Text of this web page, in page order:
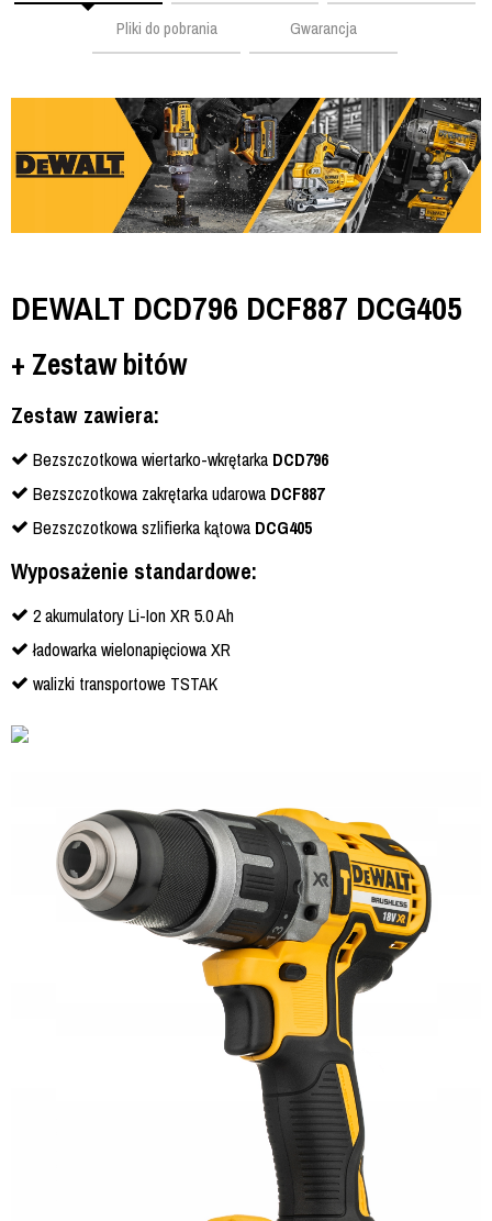
Pliki do pobrania
Gwarancja
DEWALT DCD796 DCF887 DCG405
+ Zestaw bitów
Zestaw zawiera:
Bezszczotkowa wiertarko-wkrętarka DCD796
Bezszczotkowa zakrętarka udarowa DCF887
Bezszczotkowa szlifierka kątowa DCG405
Wyposażenie standardowe:
2 akumulatory Li-Ion XR 5.0 Ah
ładowarka wielonapięciowa XR
walizki transportowe TSTAK